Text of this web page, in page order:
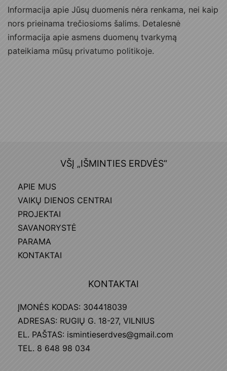
Informacija apie Jūsų duomenis nėra renkama, nei kaip
nors prieinama trečiosioms šalims. Detalesnė
informacija apie asmens duomenų tvarkymą
pateikiama mūsų privatumo politikoje.
VŠĮ „IŠMINTIES ERDVĖS“
APIE MUS
VAIKŲ DIENOS CENTRAI
PROJEKTAI
SAVANORYSTĖ
PARAMA
KONTAKTAI
KONTAKTAI
ĮMONĖS KODAS: 304418039
ADRESAS: RUGIŲ G. 18-27, VILNIUS
EL. PAŠTAS: ismintieserdves@gmail.com
TEL. 8 648 98 034